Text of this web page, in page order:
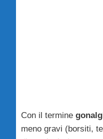
Con il termine
meno gravi (borsiti,